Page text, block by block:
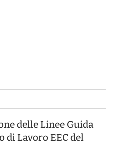
delle Linee Guida
di Lavoro EEC del